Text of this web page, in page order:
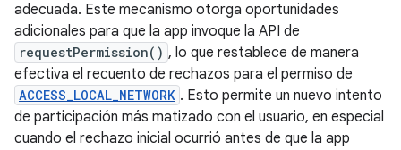
adecuada. Este mecanismo otorga oportunidades
adicionales para que la app invoque la API de
requestPermission() , lo que restablece de manera
efectiva el recuento de rechazos para el permiso de
ACCESS_LOCAL_NETWORK . Esto permite un nuevo intento
de participación más matizado con el usuario, en especial
cuando el rechazo inicial ocurrió antes de que la app